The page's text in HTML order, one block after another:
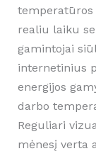
temperatūros
realiu laiku
gamintojai
internetinius
energijos
darbo
Reguliari
mėnesį verta